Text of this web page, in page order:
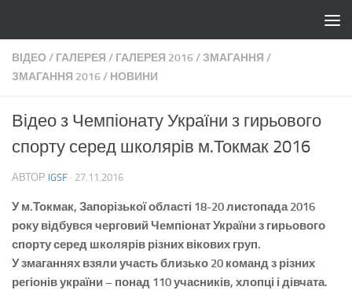
ВІДЕО / ГАЛЕРЕЯ / ГАЛЕРЕЯ 2016 /ЗМАГАННЯ /
ЗМАГАННЯ 2016 / НОВИНИ
Відео з Чемпіонату України з гирьового
спорту серед школярів м.Токмак 2016
АВТОР IGSF · 27.11.2016
У м.Токмак, Запорізької області 18-20 листопада 2016
року відбувся черговий Чемпіонат України з гирьового
спорту серед школярів різних вікових груп.
У змаганнях взяли участь близько 20 команд з різних
регіонів україни – понад 110 учасників, хлопці і дівчата.